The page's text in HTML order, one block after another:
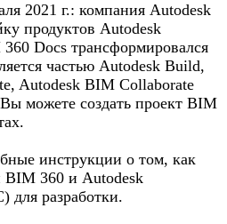
2021 г.: компания Autodesk
продуктов Autodesk
Docs трансформировался
частью Autodesk Build,
Autodesk BIM Collaborate
можете создать проект BIM
инструкции о том, как
BIM 360 и Autodesk
для разработки.